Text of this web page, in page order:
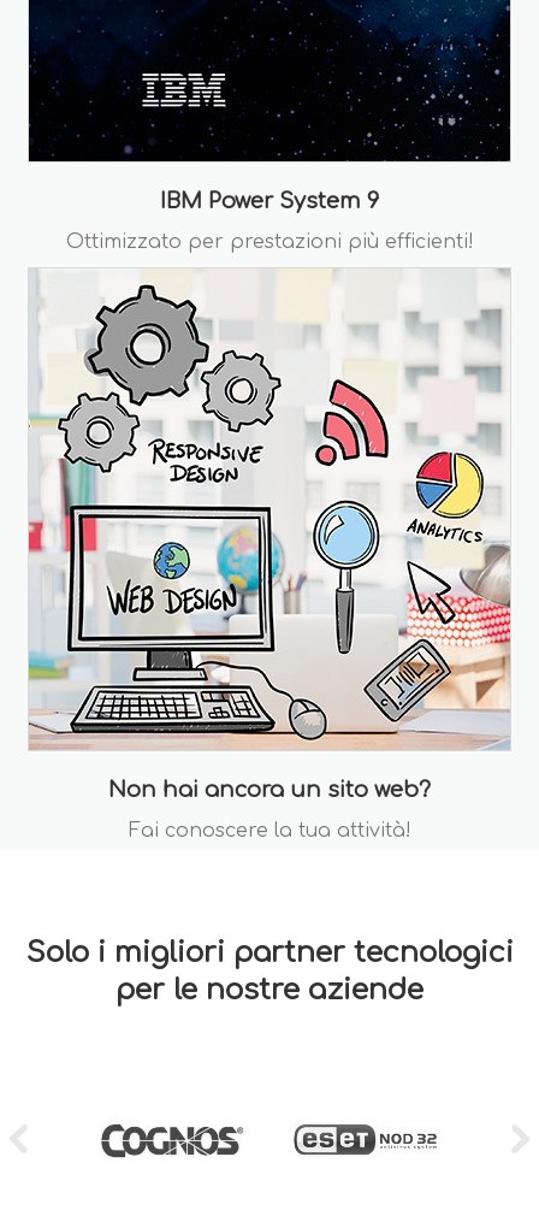
IBM Power System 9
Ottimizzato per prestazioni più efficienti!
Non hai ancora un sito web?
Fai conoscere la tua attività!
Solo i migliori partner tecnologici
per le nostre aziende